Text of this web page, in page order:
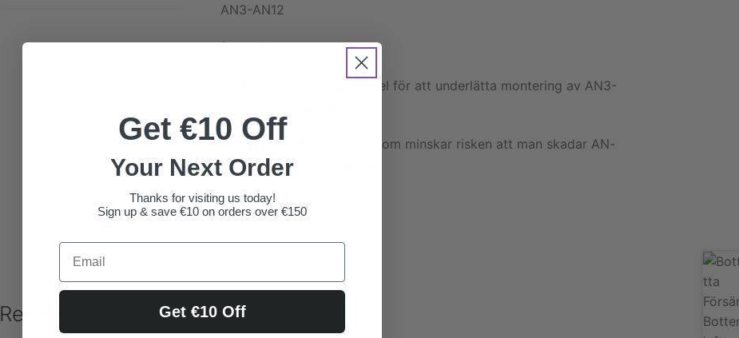
AN3-AN12
(Plan yta)
Justerbar monteringsnyckel för att underlätta montering av AN3-
Verktyget är i alumunium som minskar risken att man skadar AN-
kopplingen vid montering.
Relaterade produkter
Get €10 Off
Your Next Order
Thanks for visiting us today!
Sign up & save €10 on orders over €150
Get €10 Off